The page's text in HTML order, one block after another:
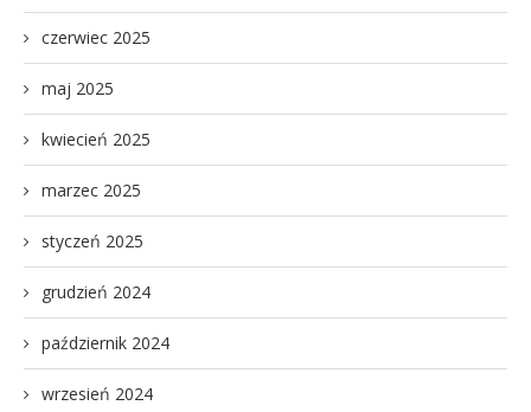
czerwiec 2025
maj 2025
kwiecień 2025
marzec 2025
styczeń 2025
grudzień 2024
październik 2024
wrzesień 2024